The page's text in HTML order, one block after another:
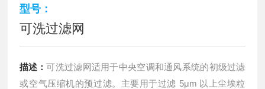
型号：
可洗过滤网
描述：可洗过滤网适用于中央空调和通风系统的初级过滤
或空气压缩机的预过滤。主要用于过滤 5μm 以上尘埃粒